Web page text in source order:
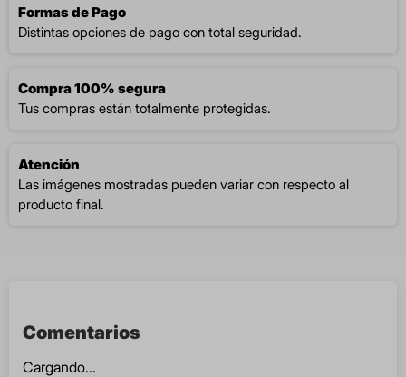
Formas de Pago
Distintas opciones de pago con total seguridad.
Compra 100% segura
Tus compras están totalmente protegidas.
Atención
Las imágenes mostradas pueden variar con respecto al
producto final.
Comentarios
Cargando...